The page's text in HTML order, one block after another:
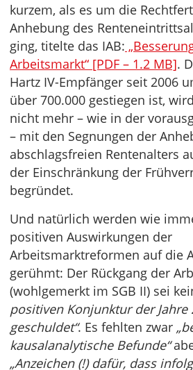
kurzem, als es um die
Anhebung des
ging, titelte das IAB:
Arbeitsmarkt“ [PDF – 1.2 MB].
Hartz IV-Empfänger seit 2006
über 700.000 gestiegen ist,
nicht mehr – wie in der
– mit den Segnungen der
abschlagsfreien Rentenalters
der Einschränkung der
begründet.
Und natürlich werden wie
positiven Auswirkungen der
Arbeitsmarktreformen auf die
gerühmt: Der Rückgang der
(wohlgemerkt im SGB II) sei
positiven Konjunktur der Jahre
geschuldet“. Es fehlten zwar
kausalanalytische Befunde“
„Anzeichen (!) dafür, dass